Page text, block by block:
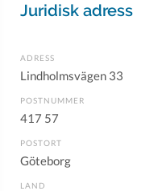
Juridisk adress
ADRESS
Lindholmsvägen 33
POSTNUMMER
417 57
POSTORT
Göteborg
LAND